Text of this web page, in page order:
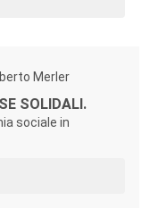
Merler
SOLIDALI.
sociale in